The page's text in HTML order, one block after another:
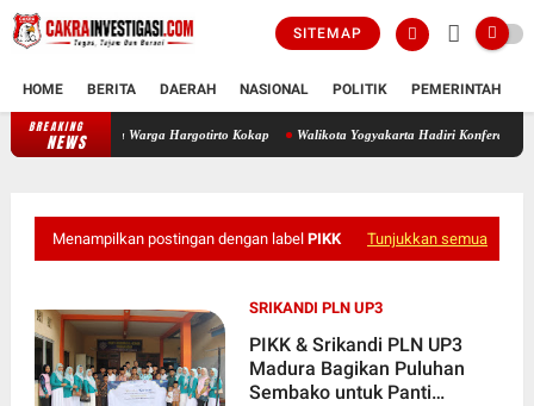
SITEMAP
HOME BERITA DAERAH NASIONAL POLITIK PEMERINTAH
BREAKING
NEWS Kodim 0731/Kulon Progo Distribusikan Air Bersih Kepada Warga
Menampilkan postingan dengan label PIKK Tunjukkan semua
SRIKANDI PLN UP3
PIKK & Srikandi PLN UP3
Madura Bagikan Puluhan
Sembako untuk Panti